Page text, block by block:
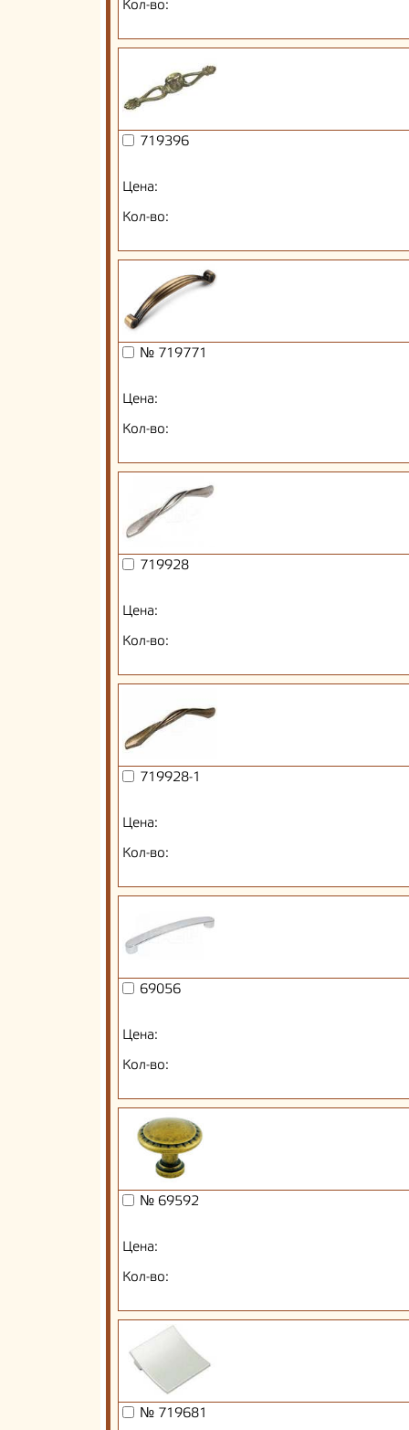
Кол-во:
719396
Цена:
Кол-во:
№ 719771
Цена:
Кол-во:
719928
Цена:
Кол-во:
719928-1
Цена:
Кол-во:
69056
Цена:
Кол-во:
№ 69592
Цена:
Кол-во:
№ 719681